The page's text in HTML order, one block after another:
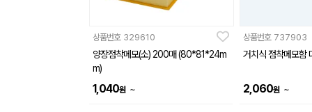
상품번호 329610
양장점착메모(소) 200매 (80*81*24m
m)
1,040원 ~
상품번호 737903
거치식 점착메모
2,060원 ~